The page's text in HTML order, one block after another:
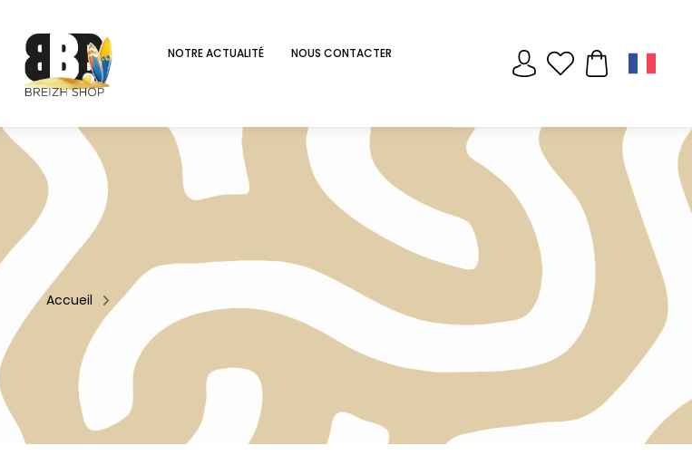
NOTRE ACTUALITÉ NOUS CONTACTER
Accueil